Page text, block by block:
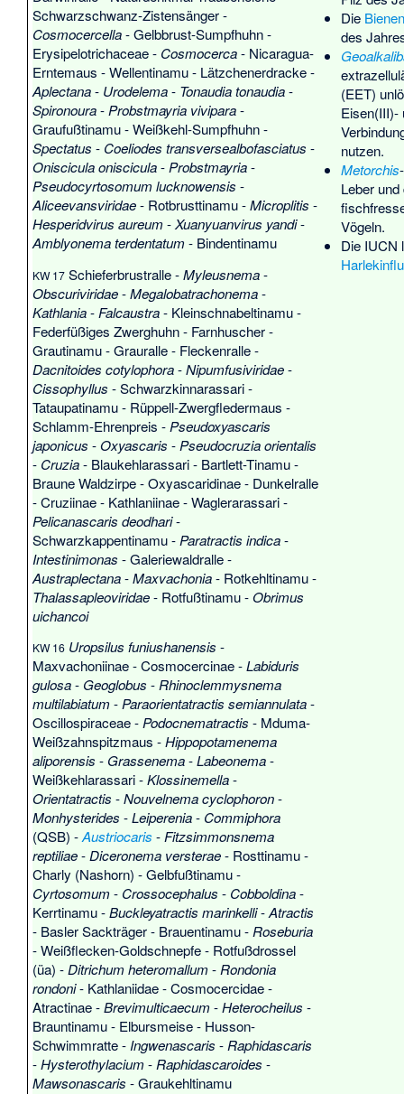
Schwarzschwanz-Zistensänger-
Cosmocercella-Gelbbrust-Sumpfhuhn-
Erysipelotrichaceae- Cosmocerca- Nicaragua-
Erntemaus -Wellentinamu- Lätzchenerdracke-
Aplectana- Urodelema- Tonaudia tonaudia-
Spironoura- Probstmayria vivipara-
Graufußtinamu-Weißkehl-Sumpfhuhn-
Spectatus - Coeliodes transversealbofasciatus -
Oniscicula oniscicula- Probstmayria-
Pseudocyrtosomum lucknowensis -
Aliceevansviridae- Rotbrusttinamu-Microplitis -
Hesperidvirus aureum -Xuanyuanvirus yandi-
Amblyonema terdentatum - Bindentinamu
KW 17 Schieferbrustralle-Myleusnema-
Obscuriviridae-Megalobatrachonema-
Kathlania- Falcaustra- Kleinschnabeltinamu-
Federfüßiges Zwerghuhn- Farnhuscher-
Grautinamu-Grauralle- Fleckenralle-
Dacnitoides cotylophora-Nipumfusiviridae-
Cissophyllus -Schwarzkinnarassari-
Tataupatinamu- Rüppell-Zwergfledermaus -
Schlamm-Ehrenpreis - Pseudoxyascaris
japonicus -Oxyascaris - Pseudocruzia orientalis
- Cruzia- Blaukehlarassari- Bartlett-Tinamu-
Braune Waldzirpe-Oxyascaridinae- Dunkelralle
-Cruziinae- Kathlaniinae-Waglerarassari-
Pelicanascaris deodhari-
Schwarzkappentinamu- Paratractis indica-
Intestinimonas -Galeriewaldralle-
Austraplectana-Maxvachonia- Rotkehltinamu-
Thalassapleoviridae- Rotfußtinamu-Obrimus
uichancoi
KW 16 Uropsilus funiushanensis -
Maxvachoniinae-Cosmocercinae-Labiduris
gulosa- Geoglobus -Rhinoclemmysnema
multilabiatum -Paraorientatractis semiannulata-
Oscillospiraceae-Podocnematractis - Mduma-
Weißzahnspitzmaus -Hippopotamenema
aliporensis - Grassenema-Labeonema-
Weißkehlarassari-Klossinemella-
Orientatractis -Nouvelnema cyclophoron-
Monhysterides -Leiperenia- Commiphora
(QSB) -Austriocaris -Fitzsimmonsnema
reptiliae-Diceronema versterae- Rosttinamu-
Charly (Nashorn) -Gelbfußtinamu-
Cyrtosomum - Crossocephalus - Cobboldina-
Kerrtinamu-Buckleyatractis marinkelli-Atractis
- Basler Sackträger- Brauentinamu-Roseburia
-Weißflecken-Goldschnepfe- Rotfußdrossel
(üa) -Ditrichum heteromallum -Rondonia
rondoni- Kathlaniidae-Cosmocercidae-
Atractinae-Brevimulticaecum -Heterocheilus -
Brauntinamu- Elbursmeise- Husson-
Schwimmratte-Ingwenascaris -Raphidascaris
-Hysterothylacium -Raphidascaroides -
Mawsonascaris -Graukehltinamu
Die
des
(EET)
Eisen(III)-
nutzen.
Metorchis
Leber
Vögeln.
Die IUCN